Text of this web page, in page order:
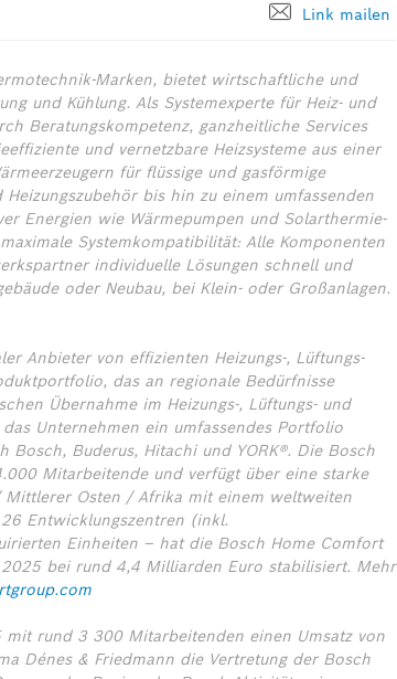
Link mailen
Marken, bietet wirtschaftliche und
und Kühlung. Als Systemexperte für Heiz- und
Beratungskompetenz, ganzheitliche Services
und vernetzbare Heizsysteme aus einer
für flüssige und gasförmige
bis hin zu einem umfassenden
Energien wie Wärmepumpen und Solarthermie-
Systemkompatibilität: Alle Komponenten
individuelle Lösungen schnell und
oder Neubau, bei Klein- oder Großanlagen.
Anbieter von effizienten Heizungs-, Lüftungs-
das an regionale Bedürfnisse
Übernahme im Heizungs-, Lüftungs- und
Unternehmen ein umfassendes Portfolio
Buderus, Hitachi und YORK®. Die Bosch
Mitarbeitende und verfügt über eine starke
Osten / Afrika mit einem weltweiten
Entwicklungszentren (inkl.
Einheiten – hat die Bosch Home Comfort
bei rund 4,4 Milliarden Euro stabilisiert. Mehr
rund 3 300 Mitarbeitenden einen Umsatz von
Dénes & Friedmann die Vertretung der Bosch